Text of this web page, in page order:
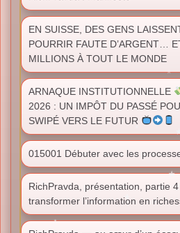
EN SUISSE, DES GENS
POURRIR FAUTE D’ARGENT…
MILLIONS À TOUT LE MONDE
ARNAQUE INSTITUTIONNELLE
2026 : UN IMPÔT DU PASSÉ
SWIPÉ VERS LE FUTUR
015001 Débuter avec les
RichPravda, présentation, partie
transformer l’information en